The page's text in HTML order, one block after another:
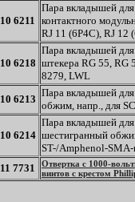
10 6211
Пара вкладышей
контактного
RJ 11 (6P4C), RJ 12
10 6218
Пара вкладышей
штекера RG 55, RG
8279, LWL
10 6213
Пара вкладышей
обжим, напр., для
10 6214
Пара вкладышей
шестигранный
ST-/Amphenol-
11 7731
Отвертка с 1000-
винтов с крестом